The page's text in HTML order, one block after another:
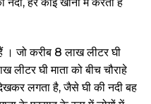
जो करीब 8 लाख लीटर घी
लीटर घी माता को बीच चौराहे
लगता है, जैसे घी की नदी बह